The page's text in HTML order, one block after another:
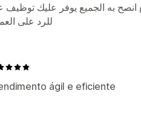
انصح به الجميع يوفر عليك توظيف
للرد على
ágil e eficiente